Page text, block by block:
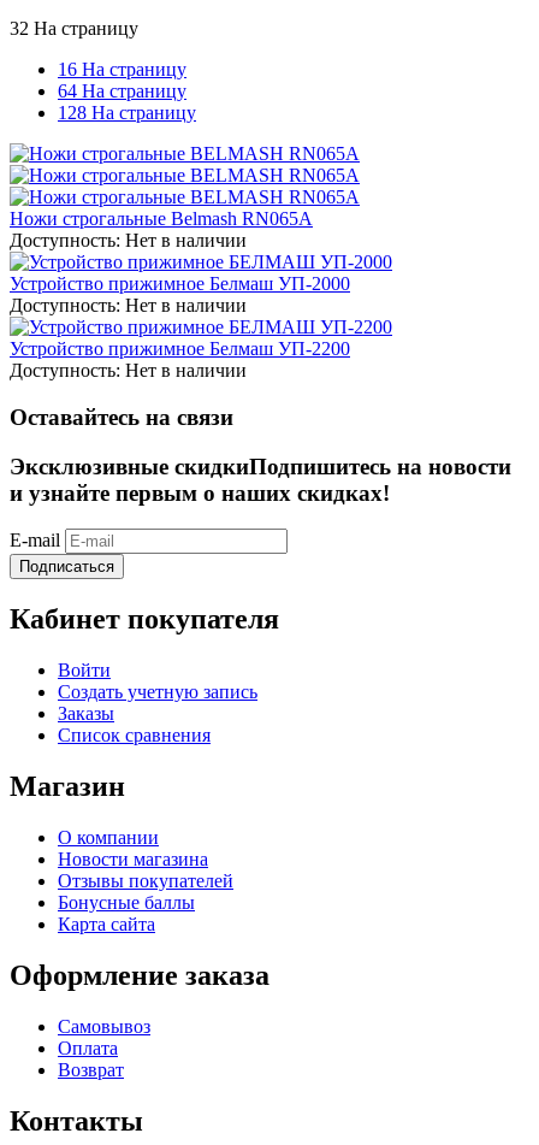
32 На страницу
16 На страницу
64 На страницу
128 На страницу
Ножи строгальные Belmash RN065A
Доступность: Нет в наличии
Устройство прижимное Белмаш УП-2000
Доступность: Нет в наличии
Устройство прижимное Белмаш УП-2200
Доступность: Нет в наличии
Оставайтесь на связи
Эксклюзивные скидкиПодпишитесь на новости
и узнайте первым о наших скидках!
E-mail
Подписаться
Кабинет покупателя
Войти
Создать учетную запись
Заказы
Список сравнения
Магазин
О компании
Новости магазина
Отзывы покупателей
Бонусные баллы
Карта сайта
Оформление заказа
Самовывоз
Оплата
Возврат
Контакты